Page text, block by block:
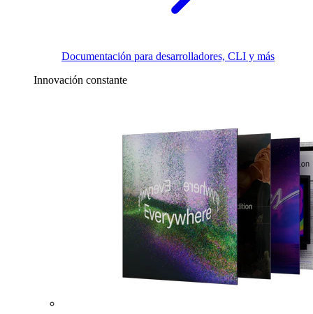
Documentación para desarrolladores, CLI y más
Innovación constante